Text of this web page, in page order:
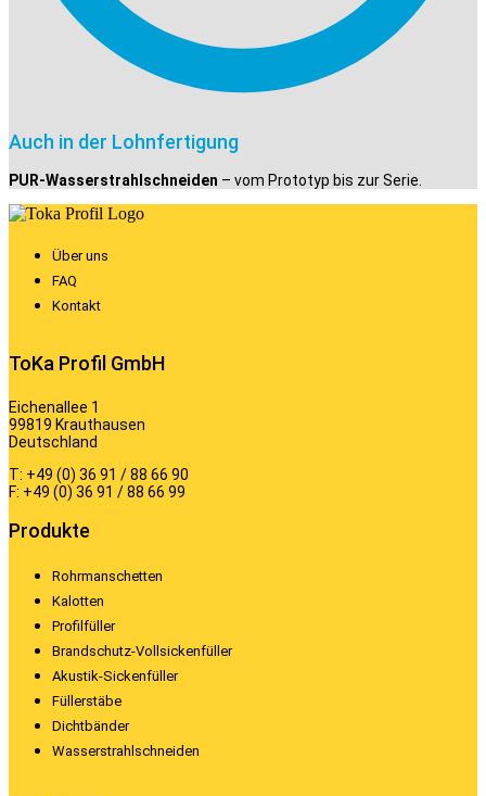
Auch in der Lohnfertigung
PUR-Wasserstrahlschneiden – vom Prototyp bis zur Serie.
Über uns
FAQ
Kontakt
ToKa Profil GmbH
Eichenallee 1
99819 Krauthausen
Deutschland
T: +49 (0) 36 91 / 88 66 90
F: +49 (0) 36 91 / 88 66 99
Produkte
Rohrmanschetten
Kalotten
Profilfüller
Brandschutz-Vollsickenfüller
Akustik-Sickenfüller
Füllerstäbe
Dichtbänder
Wasserstrahlschneiden